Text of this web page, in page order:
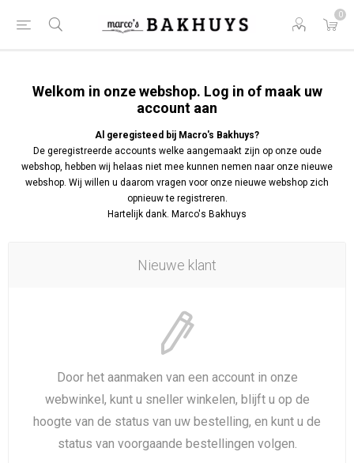
0
Welkom in onze webshop. Log in of maak uw
account aan
Al geregisteed bij Macro's Bakhuys?
De geregistreerde accounts welke aangemaakt zijn op onze oude
webshop, hebben wij helaas niet mee kunnen nemen naar onze nieuwe
webshop. Wij willen u daarom vragen voor onze nieuwe webshop zich
opnieuw te registreren.
Hartelijk dank. Marco's Bakhuys
Nieuwe klant
Door het aanmaken van een account in onze
webwinkel, kunt u sneller winkelen, blijft u op de
hoogte van de status van uw bestelling, en kunt u de
status van voorgaande bestellingen volgen.